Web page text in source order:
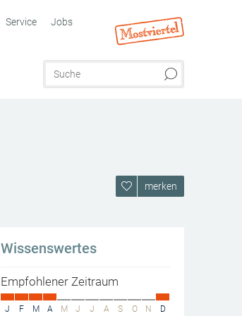
Service Jobs
merken
Wissenswertes
Empfohlener Zeitraum
J F M A M J J A S O N D